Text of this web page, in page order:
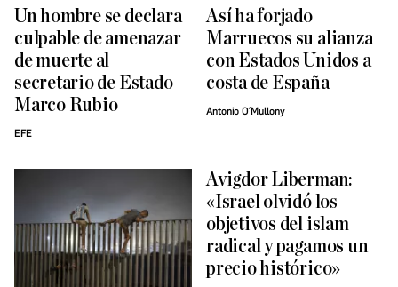
Un hombre se declara
culpable de amenazar
de muerte al
secretario de Estado
Marco Rubio
EFE
Así ha forjado
Marruecos su alianza
con Estados Unidos a
costa de España
Antonio O´Mullony
Avigdor Liberman:
«Israel olvidó los
objetivos del islam
radical y pagamos un
precio histórico»